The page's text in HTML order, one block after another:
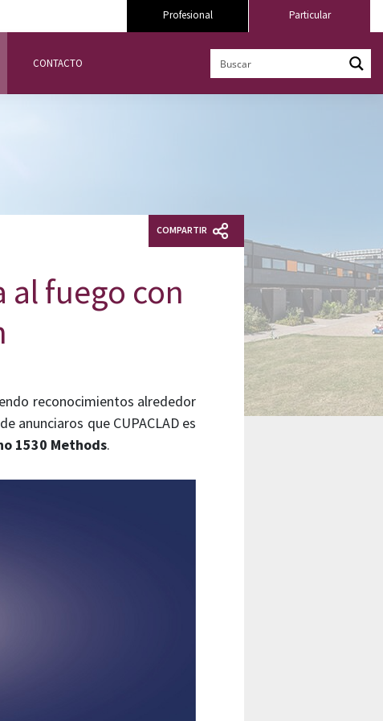
Particular
Profesional
CONTACTO
COMPARTIR
al fuego con
reconocimientos alrededor
anunciaros que CUPACLAD es
1530 Methods.